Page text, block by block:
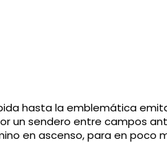
hasta la emblemática
un sendero entre campos
en ascenso, para en poco